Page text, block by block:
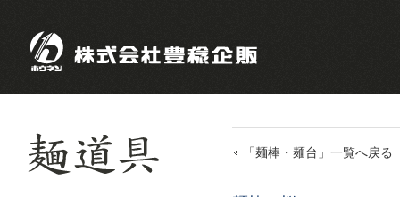
「麺棒・麺台」一覧へ戻る